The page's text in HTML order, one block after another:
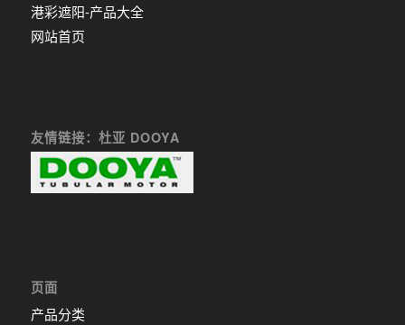
港彩遮阳-产品大全
网站首页
友情链接：杜亚 DOOYA
页面
产品分类